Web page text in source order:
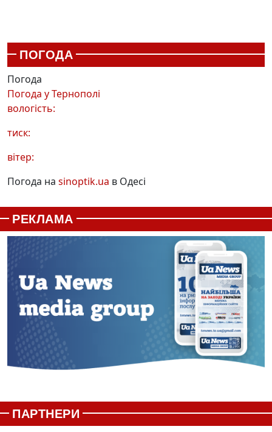
ПОГОДА
Погода
Погода уТернополі
вологість:
тиск:
вітер:
Погода на sinoptik.ua в Одесі
РЕКЛАМА
ПАРТНЕРИ